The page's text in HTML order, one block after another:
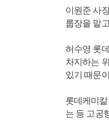
이원준 사
룹장을 맡
허수영 롯
차지하는
있기 때문
롯데케미
는 등 고공